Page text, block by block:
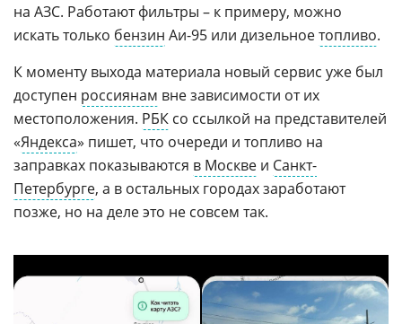
на АЗС. Работают фильтры – к примеру, можно
искать только бензин Аи-95 или дизельноетопливо.
К моменту выхода материала новый сервис уже был
доступен россиянам вне зависимости от их
местоположения. РБК со ссылкой на представителей
«Яндекса» пишет, что очереди и топливо на
заправках показываются в Москве и Санкт-
Петербурге, а в остальных городах заработают
позже, но на деле это не совсем так.